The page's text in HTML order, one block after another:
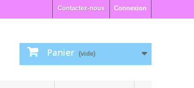
Connexion
Contactez-nous
Panier (vide)